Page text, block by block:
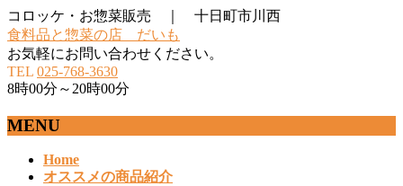
コロッケ・お惣菜販売 ｜ 十日町市川西
食料品と惣菜の店 だいも
お気軽にお問い合わせください。
TEL 025-768-3630
8時00分～20時00分
MENU
Home
オススメの商品紹介